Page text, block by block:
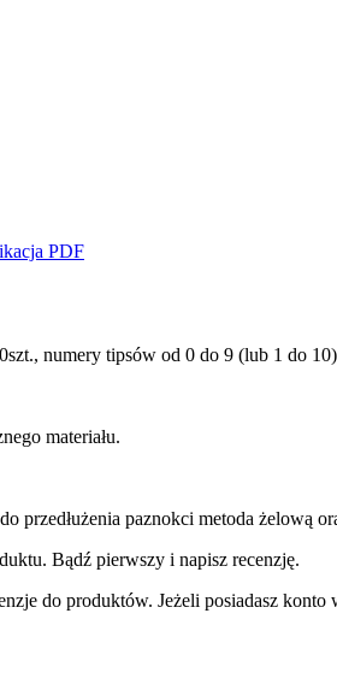
PDF
numery tipsów od 0 do 9 (lub 1 do
materiału.
przedłużenia paznokci metoda
Bądź pierwszy i napisz recenzję.
do produktów. Jeżeli posiadasz